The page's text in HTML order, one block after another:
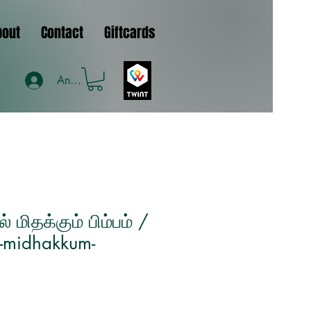
Contact Giftcards
Anmelden
மிதக்கும் பிம்பம் /